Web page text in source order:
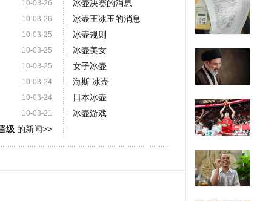
10-03-26
10-03-26
10-03-25
10-03-25
10-03-25
10-03-24
10-03-24
10-03-21
级的新闻>>
冰壶决赛的消息
冰壶王冰玉的消息
冰壶规则
冰壶美女
女子冰壶
海斯 冰壶
日本冰壶
冰壶游戏